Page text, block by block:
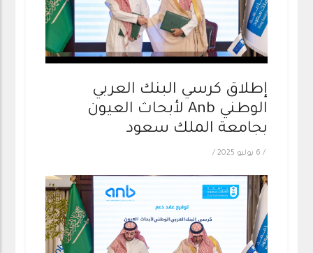
إطلاق كرسي البنك العربي
الوطني Anb لأبحاث العيون
بجامعة الملك سعود
/ 6 يوليو 2025 /